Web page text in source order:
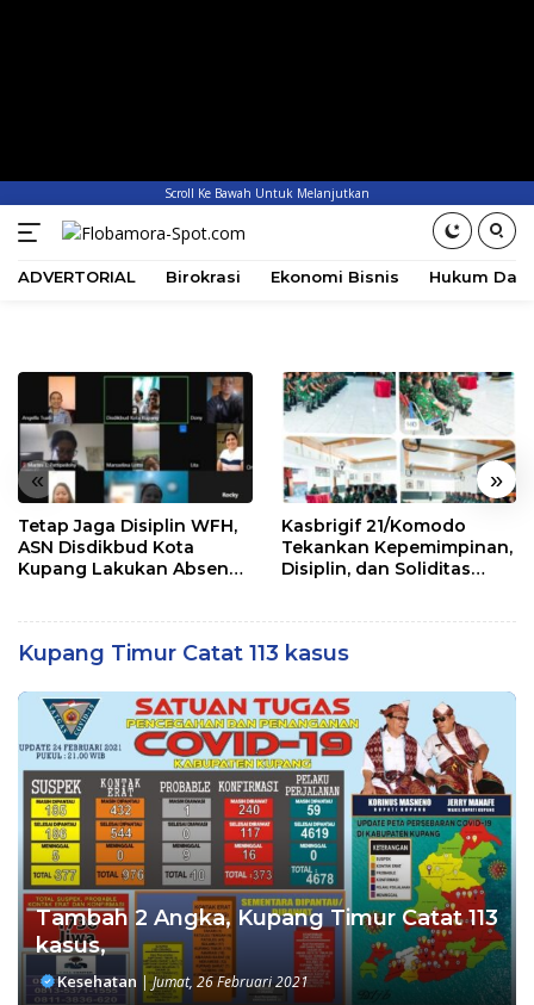
Scroll Ke Bawah Untuk Melanjutkan
ADVERTORIAL Birokrasi Ekonomi Bisnis Hukum
« »
Tetap Jaga Disiplin WFH,
ASN Disdikbud Kota
Kupang Lakukan Absen
Kasbrigif 21/Komodo
Tekankan Kepemimpinan,
Disiplin, dan Soliditas
Kupang Timur Catat 113 kasus
Tambah 2 Angka, Kupang Timur Catat 113
kasus,
Kesehatan |Jumat, 26 Februari 2021